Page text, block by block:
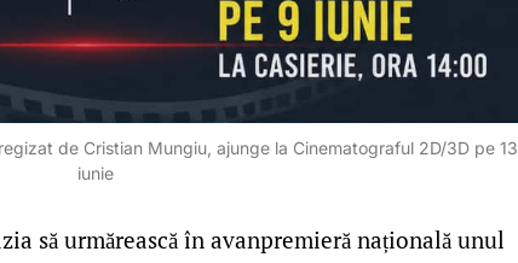
de Cristian Mungiu, ajunge la Cinematograful 2D/3D pe 13
iunie
să urmărească în avanpremieră națională unul